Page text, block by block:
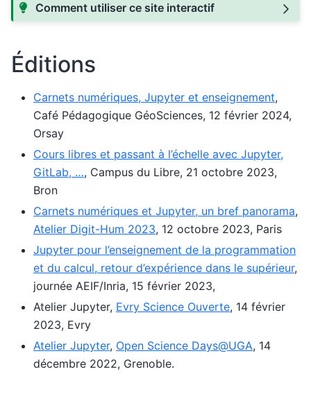
Comment utiliser ce site interactif
Éditions
Carnets numériques, Jupyter et enseignement,
Café Pédagogique GéoSciences, 12 février 2024,
Orsay
Cours libres et passant à l’échelle avec Jupyter,
GitLab, …, Campus du Libre, 21 octobre 2023,
Bron
Carnets numériques et Jupyter, un bref panorama,
Atelier Digit-Hum 2023, 12 octobre 2023, Paris
Jupyter pour l’enseignement de la programmation
et du calcul, retour d’expérience dans le supérieur,
journée AEIF/Inria, 15 février 2023,
Atelier Jupyter, Evry Science Ouverte, 14 février
2023, Evry
Atelier Jupyter, Open Science Days@UGA, 14
décembre 2022, Grenoble.